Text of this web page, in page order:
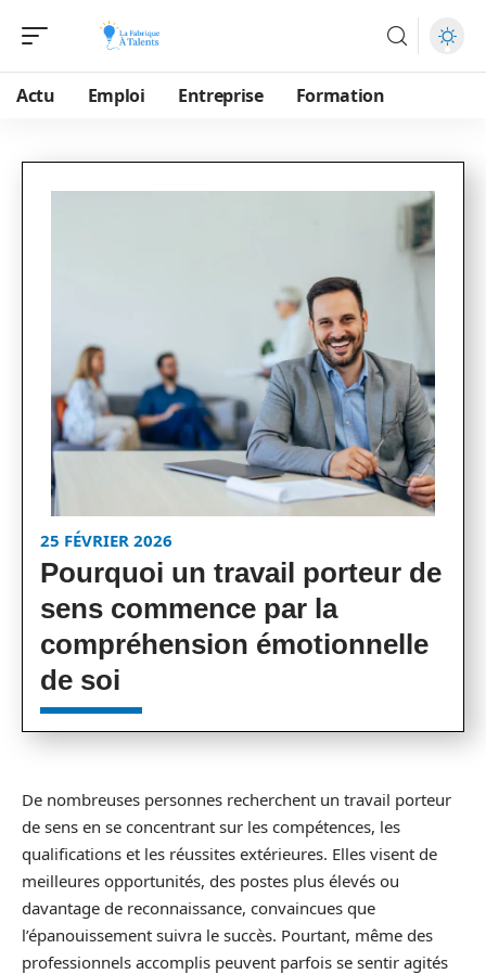
Actu Emploi Entreprise Formation
25 FÉVRIER 2026
Pourquoi un travail porteur de
sens commence par la
compréhension émotionnelle
de soi
De nombreuses personnes recherchent un travail porteur
de sens en se concentrant sur les compétences, les
qualifications et les réussites extérieures. Elles visent de
meilleures opportunités, des postes plus élevés ou
davantage de reconnaissance, convaincues que
l’épanouissement suivra le succès. Pourtant, même des
professionnels accomplis peuvent parfois se sentir agités